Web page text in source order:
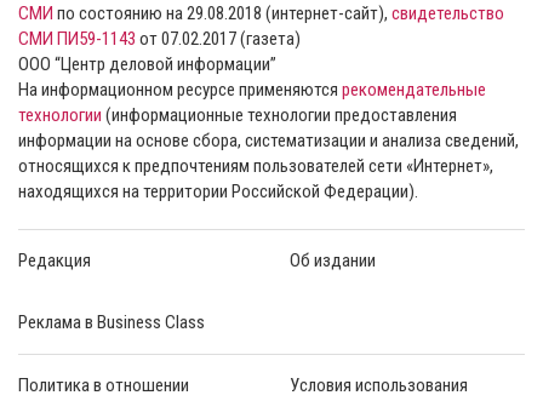
СМИ по состоянию на 29.08.2018 (интернет-сайт), свидетельство
СМИ ПИ59-1143 от 07.02.2017 (газета)
ООО “Центр деловой информации”
На информационном ресурсе применяются рекомендательные
технологии (информационные технологии предоставления
информации на основе сбора, систематизации и анализа сведений,
относящихся к предпочтениям пользователей сети «Интернет»,
находящихся на территории Российской Федерации).
Редакция Об издании
Реклама в Business Class
Политика в отношении
Условия использования